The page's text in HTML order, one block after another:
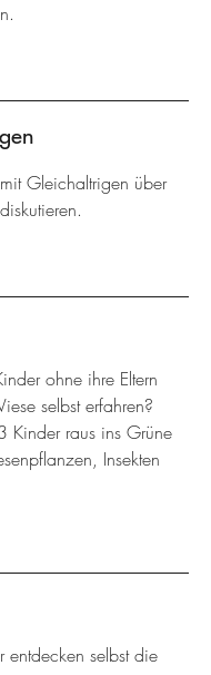
Gleichaltrigen über
ohne ihre Eltern
selbst erfahren?
Kinder raus ins Grüne
Insekten
entdecken selbst die